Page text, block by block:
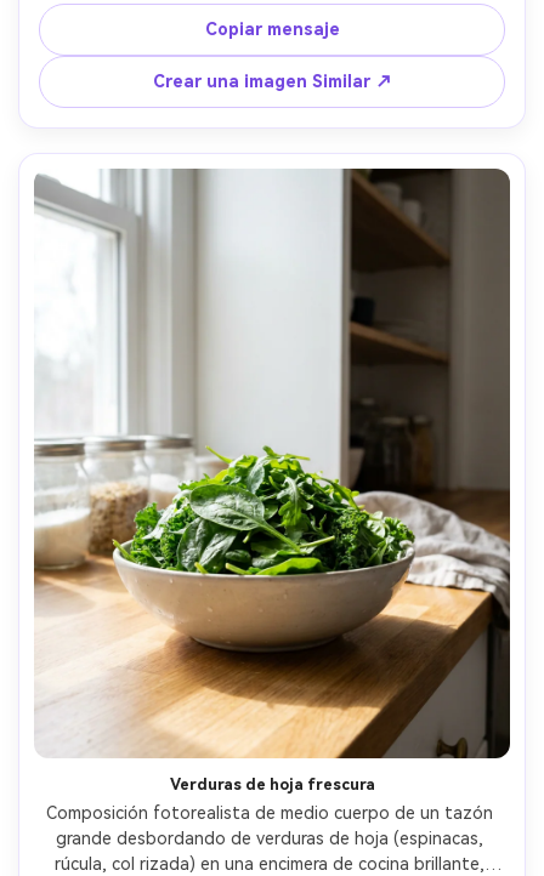
de 90 mm, f/4, alto contraste, estilo de fotografía de
anuncios premium-AR 4:5
Copiar mensaje
Crear una imagen Similar ↗
Verduras de hoja frescura
Composición fotorealista de medio cuerpo de un tazón
grande desbordando de verduras de hoja (espinacas,
rúcula, col rizada) en una encimera de cocina brillante,